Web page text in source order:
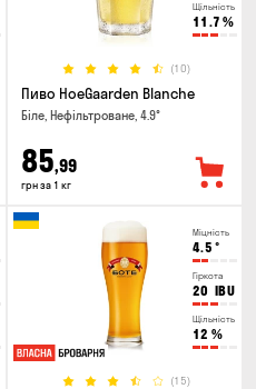
Щільність
11.7 %
(10)
Пиво HoeGaarden Blanche
Біле, Нефільтроване, 4.9°
85,99
грн за 1 кг
Міцність
4.5 °
Гіркота
20 IBU
Щільність
12 %
(15)